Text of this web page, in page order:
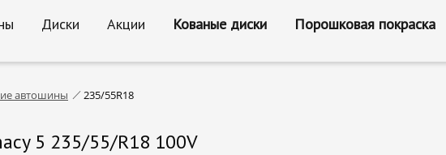
Диски Акции Кованые диски Порошковая покраска
автошины 235/55R18
5 235/55/R18 100V